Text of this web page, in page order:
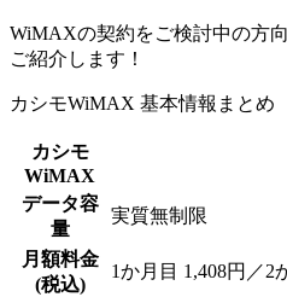
WiMAXの契約をご検討中の方
ご紹介します！
カシモWiMAX 基本情報まとめ
カシモ
WiMAX
データ容
量
実質無制限
月額料金
(税込)
1か月目 1,408円／2